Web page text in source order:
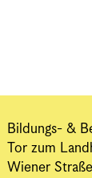
Bildungs- &
Tor zum
Wiener